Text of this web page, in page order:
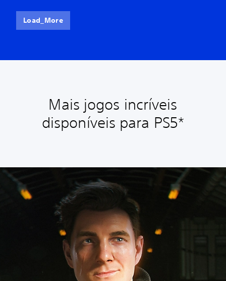
Load_More
Mais jogos incríveis
disponíveis para PS5*